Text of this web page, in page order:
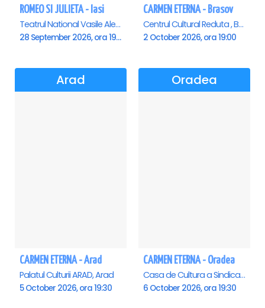
ROMEO SI JULIETA - Iasi
Teatrul National Vasile Alecsandri , Iasi
28 September 2026, ora 19:00
CARMEN ETERNA - Brasov
Centrul Cultural Reduta , Brasov
2 October 2026, ora 19:00
Arad
CARMEN ETERNA - Arad
Palatul Culturii ARAD, Arad
5 October 2026, ora 19:30
Oradea
CARMEN ETERNA - Oradea
Casa de Cultura a Sindicatelor , Oradea
6 October 2026, ora 19:30